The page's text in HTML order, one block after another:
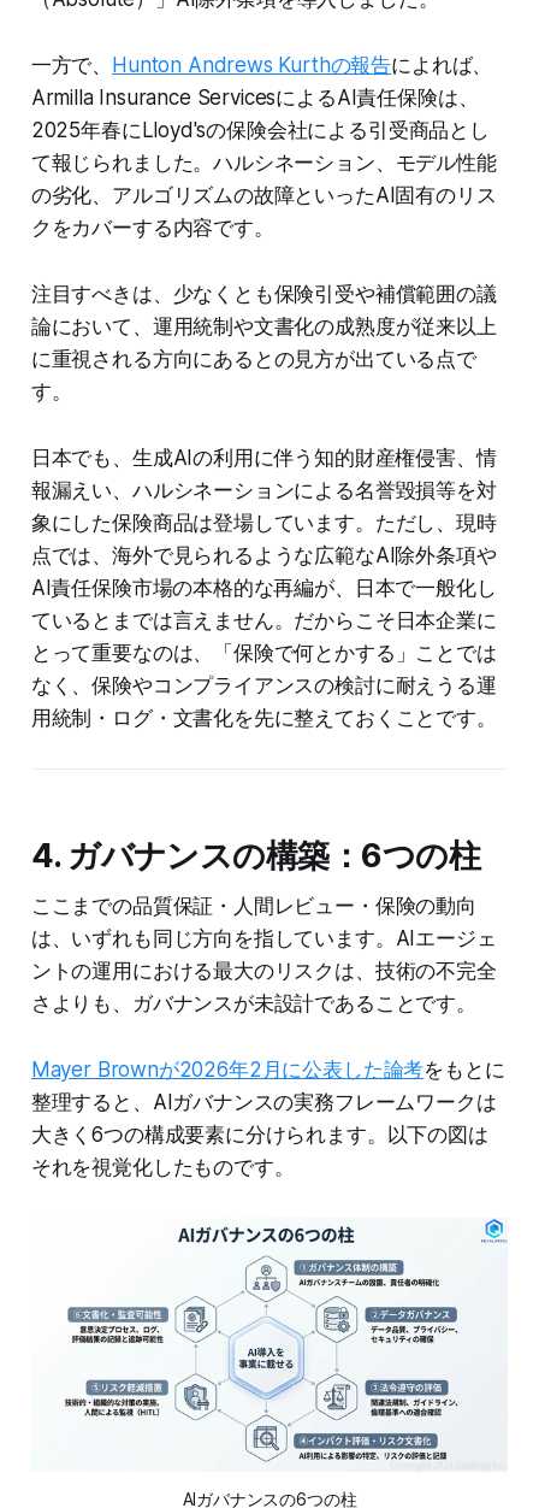
一方で、 Hunton Andrews Kurthの報告によれば、
Armilla Insurance ServicesによるAI責任保険は、
2025年春にLloyd'sの保険会社による引受商品とし
て報じられました。ハルシネーション、モデル性能
の劣化、アルゴリズムの故障といったAI固有のリス
クをカバーする内容です。
注目すべきは、少なくとも保険引受や補償範囲の議
論において、運用統制や文書化の成熟度が従来以上
に重視される方向にあるとの見方が出ている点で
す。
日本でも、生成AIの利用に伴う知的財産権侵害、情
報漏えい、ハルシネーションによる名誉毀損等を対
象にした保険商品は登場しています。ただし、現時
点では、海外で見られるような広範なAI除外条項や
AI責任保険市場の本格的な再編が、日本で一般化し
ているとまでは言えません。だからこそ日本企業に
とって重要なのは、「保険で何とかする」ことでは
なく、保険やコンプライアンスの検討に耐えうる運
用統制・ログ・文書化を先に整えておくことです。
4. ガバナンスの構築：6つの柱
ここまでの品質保証・人間レビュー・保険の動向
は、いずれも同じ方向を指しています。AIエージェ
ントの運用における最大のリスクは、技術の不完全
さよりも、ガバナンスが未設計であることです。
Mayer Brownが2026年2月に公表した論考をもとに
整理すると、AIガバナンスの実務フレームワークは
大きく6つの構成要素に分けられます。以下の図は
それを視覚化したものです。
AIガバナンスの6つの柱